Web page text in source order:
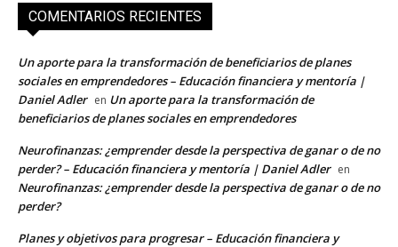
COMENTARIOS RECIENTES
Un aporte para la transformación de beneficiarios de planes
sociales en emprendedores – Educación financiera y mentoría |
Daniel Adler en Un aporte para la transformación de
beneficiarios de planes sociales en emprendedores
Neurofinanzas: ¿emprender desde la perspectiva de ganar o de no
perder? – Educación financiera y mentoría | Daniel Adler en
Neurofinanzas: ¿emprender desde la perspectiva de ganar o de no
perder?
Planes y objetivos para progresar – Educación financiera y